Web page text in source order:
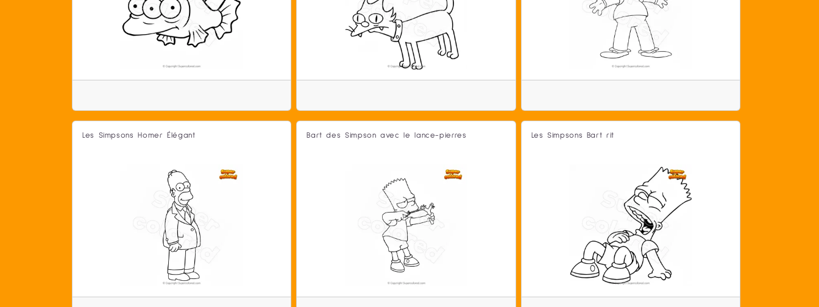
Les Simpsons Homer Élégant Bart des Simpson avec le lance-pierres Les Simpsons Bart rit